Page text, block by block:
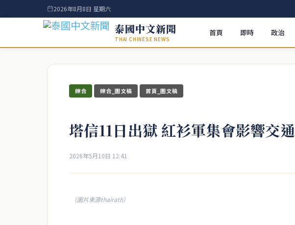
2026年8月8日 星期六
泰國中文新聞
THAI CHINESE NEWS
首頁 即時 政治
綜合 綜合_圖文稿 首頁_圖文稿
塔信11日出獄 紅衫軍集會影響交通
2026年5月10日 12:41
（圖片來源thairath）